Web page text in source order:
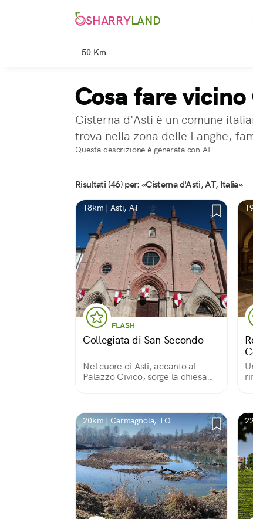
SHARRYLAND
50 Km
Cosa fare
Cisterna d'Asti è un comune
trova nella zona delle Langhe,
Questa descrizione è generata con AI
Risultati (46) per: «Cisterna d'Asti, AT, Italia»
18km | Asti, AT
FLASH
Collegiata di San Secondo
Nel cuore di Asti, accanto al
Palazzo Civico, sorge la chiesa
Secondo, soldato romano del II
secolo.
20km | Carmagnola, TO